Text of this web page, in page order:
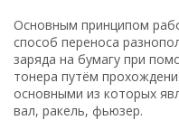
Основным принципом
способ переноса
заряда на бумагу при
тонера путём
основными из которых
вал, ракель, фьюзер.